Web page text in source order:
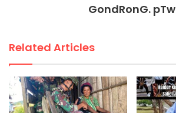
GondRonG. pTw
Related Articles